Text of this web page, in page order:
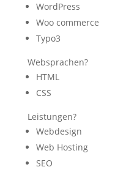
WordPress
Woo commerce
Typo3
Websprachen?
HTML
CSS
Leistungen?
Webdesign
Web Hosting
SEO